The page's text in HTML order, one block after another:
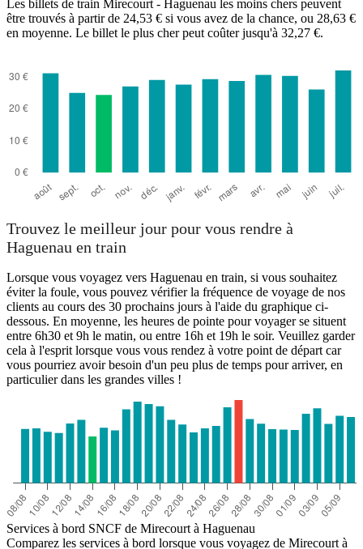
Les billets de train Mirecourt - Haguenau les moins chers peuvent
être trouvés à partir de 24,53 € si vous avez de la chance, ou 28,63 €
en moyenne. Le billet le plus cher peut coûter jusqu'à 32,27 €.
Trouvez le meilleur jour pour vous rendre à
Haguenau en train
Lorsque vous voyagez vers Haguenau en train, si vous souhaitez
éviter la foule, vous pouvez vérifier la fréquence de voyage de nos
clients au cours des 30 prochains jours à l'aide du graphique ci-
dessous. En moyenne, les heures de pointe pour voyager se situent
entre 6h30 et 9h le matin, ou entre 16h et 19h le soir. Veuillez garder
cela à l'esprit lorsque vous vous rendez à votre point de départ car
vous pourriez avoir besoin d'un peu plus de temps pour arriver, en
particulier dans les grandes villes !
Services à bord SNCF de Mirecourt à Haguenau
Comparez les services à bord lorsque vous voyagez de Mirecourt à